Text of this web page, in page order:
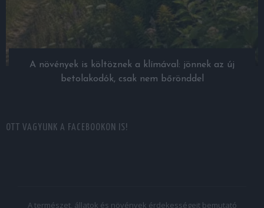
A növények is költöznek a klímával: jönnek az új
betolakodók, csak nem bőrönddel
OTT VAGYUNK A FACEBOOKON IS!
A természet, állatok és növények érdekességeit bemutató